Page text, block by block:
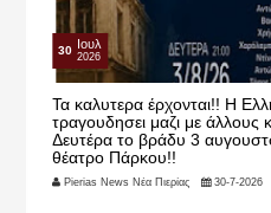
30 Ιουλ
2026
Τα καλυτερα έρχονται!! Η
τραγουδησει μαζι με άλλους
Δευτέρα το βράδυ 3
θέατρο Πάρκου!!
Pierias News Νέα Πιερίας 30-7-2026